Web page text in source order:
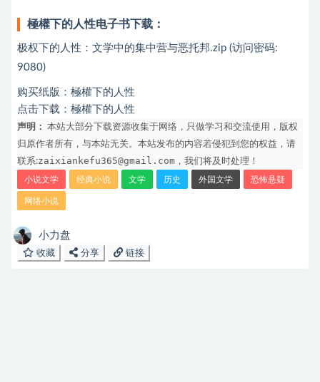
極權下的人性电子书下载：
极权下的人性：文学中的集中营与恶托邦.zip (访问密码:
9080)
购买纸版： 極權下的人性
点击下载： 極權下的人性
声明：
本站大部分下载资源收集于网络，只做学习和交流使用，版权
归原作者所有，与本站无关。本站发布的内容若侵犯到您的权益，请
联系:zaixiankefu365@gmail.com ，我们将及时处理！
小说文学 经典小说 文学 历史 外国文学 恐怖悬疑
网络小说
小力盘
收藏
分享 链接